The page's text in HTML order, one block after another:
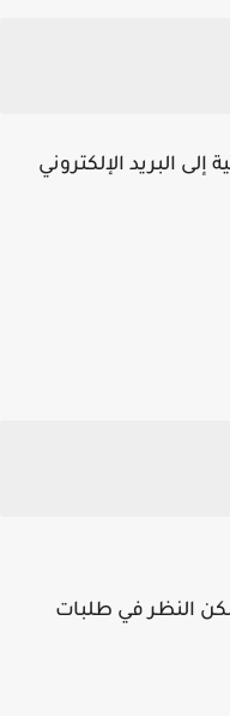
البريد الإلكتروني
لكن يمكن النظر في طلبات